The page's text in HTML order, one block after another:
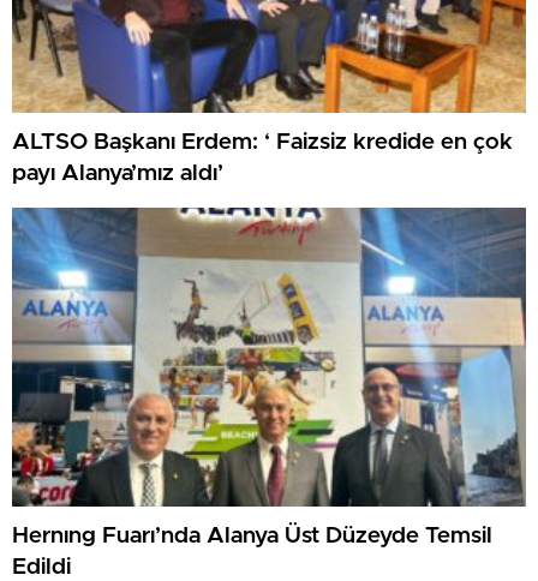
ALTSO Başkanı Erdem: ‘ Faizsiz kredide en çok
payı Alanya’mız aldı’
Hernıng Fuarı’nda Alanya Üst Düzeyde Temsil
Edildi